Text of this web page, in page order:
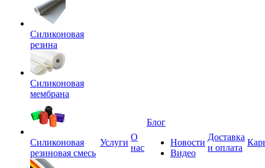
Силиконовая
резина
Силиконовая
мембрана
Силиконовая
резиновая смесь
Услуги
О
нас
Блог
Новости
Видео
Доставка
и оплата